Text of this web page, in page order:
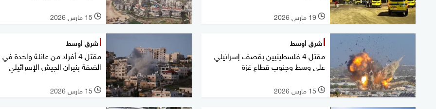
l 19 مارس 2026 l 15 مارس 2026
شرق أوسط
مقتل 4 فلسطينيين بقصف إسرائيلي
على وسط وجنوب قطاع غزة
l 15 مارس 2026
شرق أوسط
مقتل 4 أفراد من عائلة واحدة في
الضفة بنيران الجيش الإسرائيلي
l 15 مارس 2026